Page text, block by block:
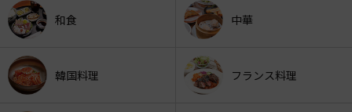
和食 中華
韓国料理 フランス料理